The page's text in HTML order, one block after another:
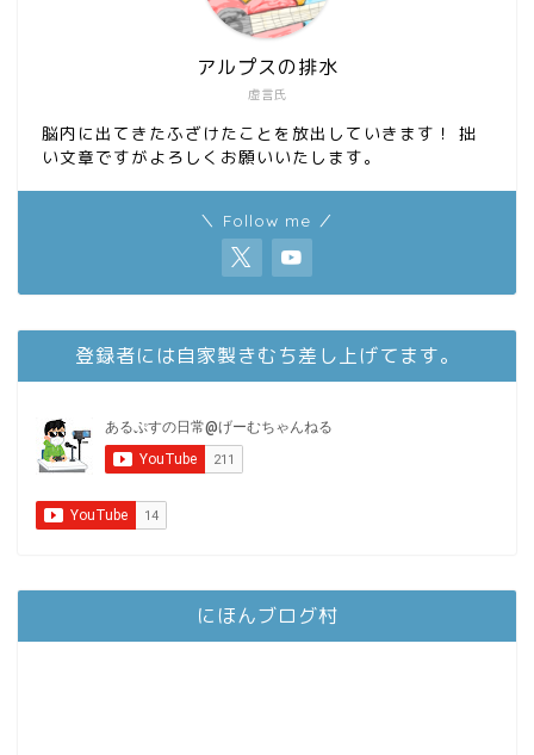
虚言氏
アルプスの排水
脳内に出てきたふざけたことを放出していきます！ 拙
い文章ですがよろしくお願いいたします。
＼ Follow me ／
登録者には自家製きむち差し上げてます。
にほんブログ村